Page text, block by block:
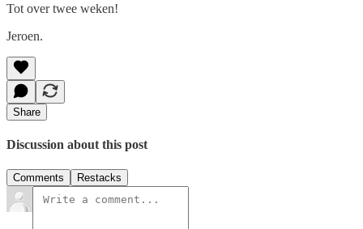
Tot over twee weken!
Jeroen.
Share
Discussion about this post
Comments Restacks